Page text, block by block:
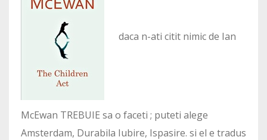
daca n-ati citit nimic de Ian
McEwan TREBUIE sa o faceti ; puteti alege
Amsterdam, Durabila Iubire, Ispasire. si el e tradus